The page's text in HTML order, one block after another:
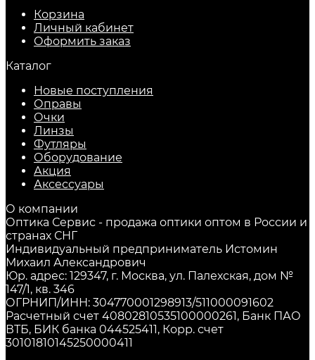
Корзина
Личный кабинет
Оформить заказ
Каталог
Новые поступления
Оправы
Очки
Линзы
Футляры
Оборудование
Акция
Аксессуары
О компании
Оптика Сервис - продажа оптики оптом в России и
странах СНГ
Индивидуальный предприниматель Истомин
Михаил Александрович
Юр. адрес: 129347, г. Москва, ул. Палехская, дом №
147/1, кв. 346
ОГРНИП/ИНН: 304770001298913/511000091602
Расчетный счет 40802810535100000261, Банк ПАО
ВТБ, БИК банка 044525411, Корр. счет
30101810145250000411